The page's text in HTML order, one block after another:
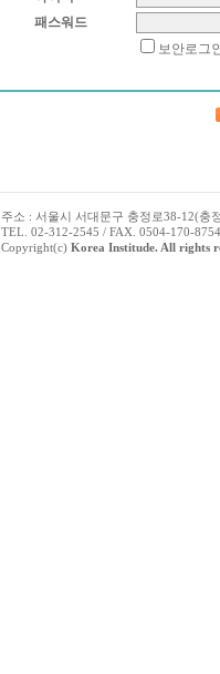
패스워드
보안로그
주소 : 서울시 서대문구 충정로38-12(충
TEL. 02-312-2545 / FAX. 0504-170-
Copyright(c) Korea Institude. All rights